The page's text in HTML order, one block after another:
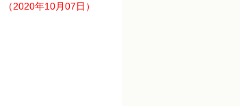
（2020年10月07日）